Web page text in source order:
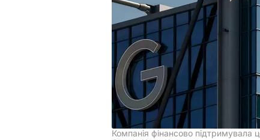
Компанія фінансово підтримувала